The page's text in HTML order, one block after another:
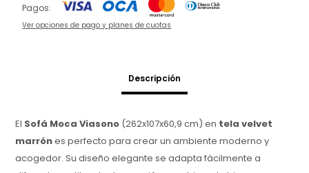
Pagos:
Ver opciones de pago y planes de cuotas
Descripción
El Sofá Moca Viasono (262x107x60,9 cm) en tela velvet
marrónes perfecto para crear un ambiente moderno y
acogedor. Su diseño elegante se adapta fácilmente a